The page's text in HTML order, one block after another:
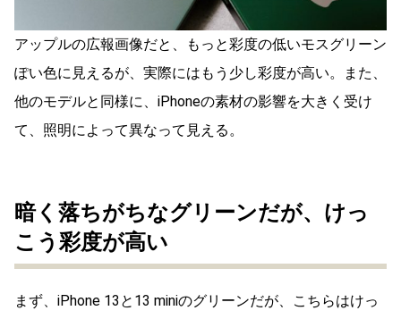
アップルの広報画像だと、もっと彩度の低いモスグリーン
ぽい色に見えるが、実際にはもう少し彩度が高い。また、
他のモデルと同様に、iPhoneの素材の影響を大きく受け
て、照明によって異なって見える。
暗く落ちがちなグリーンだが、けっ
こう彩度が高い
まず、iPhone 13と13 miniのグリーンだが、こちらはけっ